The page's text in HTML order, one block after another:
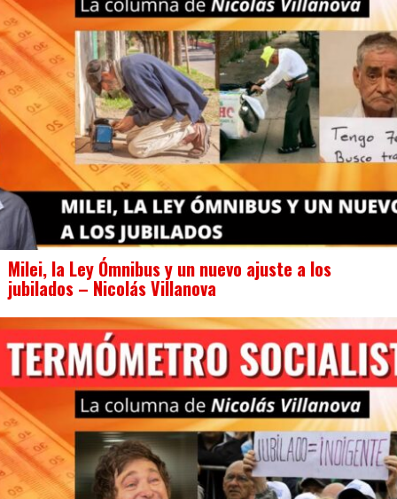
Milei, la Ley Ómnibus y un nuevo ajuste a los
jubilados – Nicolás Villanova